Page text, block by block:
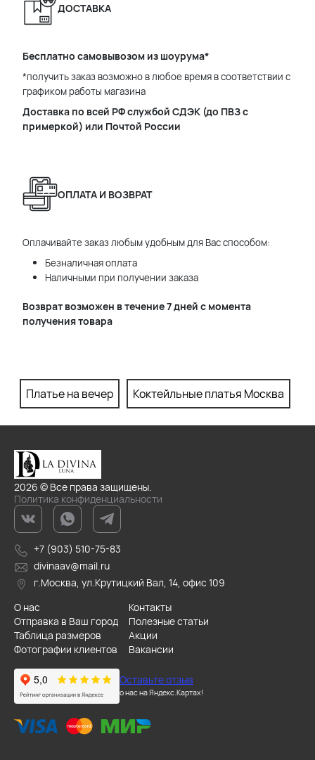
ДОСТАВКА
Бесплатно самовывозом из шоурума*
*получить заказ возможно в любое время в соответствии с
графиком работы магазина
Доставка по всей РФ службой СДЭК (до ПВЗ с
примеркой) или Почтой России
ОПЛАТА И ВОЗВРАТ
Оплачивайте заказ любым удобным для Вас способом:
Безналичная оплата
Наличными при получении заказа
Возврат возможен в течение 7 дней с момента
получения товара
Платье на вечер Коктейльные платья Москва
2026 © Все права защищены.
Политика конфиденциальности
+7 (903) 510-75-83
divinaav@mail.ru
г.Москва, ул.Крутицкий Вал, 14, офис 109
О нас
Контакты
Отправка в Ваш город
Полезные статьи
Таблица размеров
Акции
Фотографии клиентов
Вакансии
Оставьте отзыв
о нас на Яндекс.Картах!